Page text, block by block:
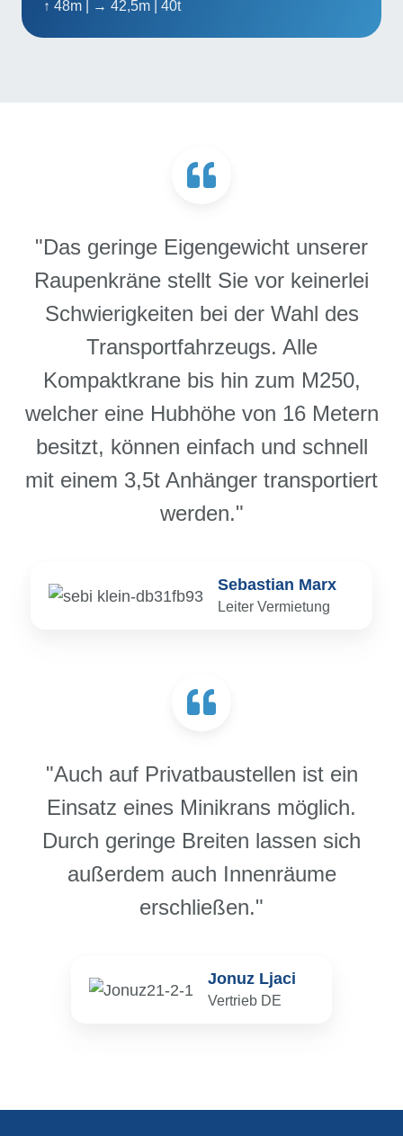
↑ 48m | → 42,5m | 40t
"Das geringe Eigengewicht unserer
Raupenkräne stellt Sie vor keinerlei
Schwierigkeiten bei der Wahl des
Transportfahrzeugs. Alle
Kompaktkrane bis hin zum M250,
welcher eine Hubhöhe von 16 Metern
besitzt, können einfach und schnell
mit einem 3,5t Anhänger transportiert
werden."
Sebastian Marx
Leiter Vermietung
"Auch auf Privatbaustellen ist ein
Einsatz eines Minikrans möglich.
Durch geringe Breiten lassen sich
außerdem auch Innenräume
erschließen."
Jonuz Ljaci
Vertrieb DE